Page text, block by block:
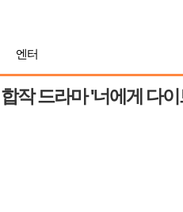
엔터
작 드라마 '너에게 다